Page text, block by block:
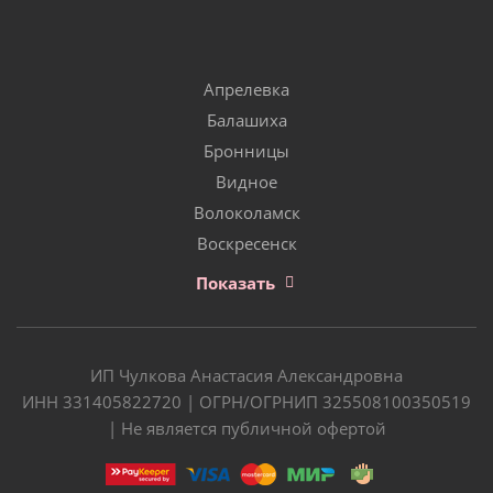
Апрелевка
Балашиха
Бронницы
Видное
Волоколамск
Воскресенск
Показать
ИП Чулкова Анастасия Александровна
ИНН 331405822720 | ОГРН/ОГРНИП 325508100350519
| Не является публичной офертой